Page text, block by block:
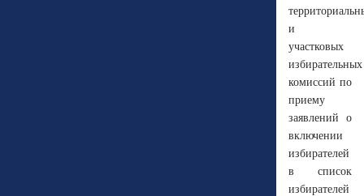
и
участковых
избирательных
комиссий по
приему
заявлений о
включении
избирателей
в список
избирателей